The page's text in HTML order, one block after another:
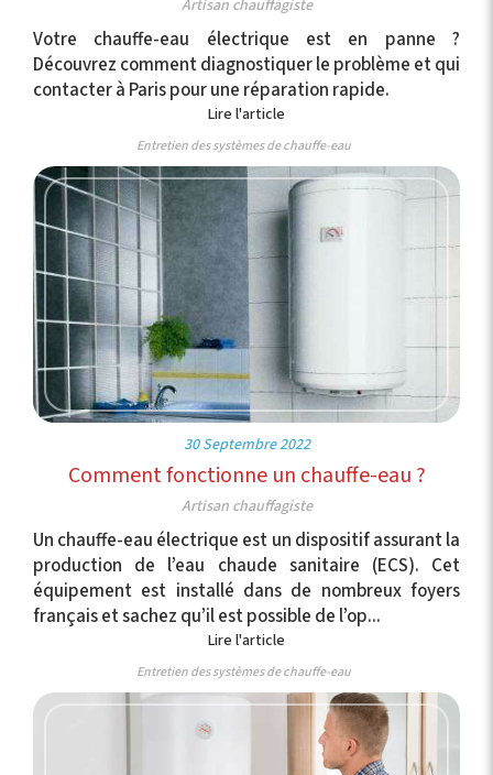
Artisan chauffagiste
Votre chauffe-eau électrique est en panne ?
Découvrez comment diagnostiquer le problème et qui
contacter à Paris pour une réparation rapide.
Lire l'article
Entretien des systèmes de chauffe-eau
30 Septembre 2022
Comment fonctionne un chauffe-eau ?
Artisan chauffagiste
Un chauffe-eau électrique est un dispositif assurant la
production de l’eau chaude sanitaire (ECS). Cet
équipement est installé dans de nombreux foyers
français et sachez qu’il est possible de l’op...
Lire l'article
Entretien des systèmes de chauffe-eau